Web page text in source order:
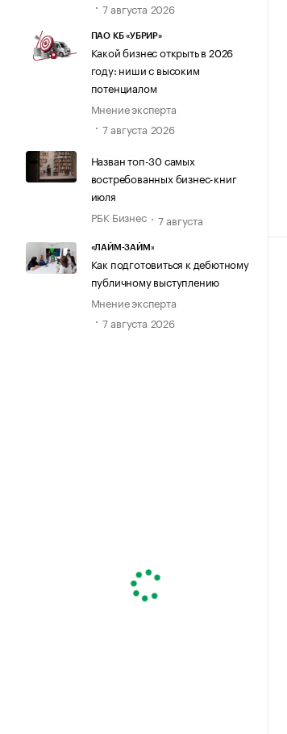
7 августа 2026
ПАО КБ «УБРИР»
Какой бизнес открыть в 2026
году: ниши с высоким
потенциалом
Мнение эксперта
7 августа 2026
Назван топ-30 самых
востребованных бизнес-книг
июля
РБК Бизнес
7 августа
«ЛАЙМ-ЗАЙМ»
Как подготовиться к дебютному
публичному выступлению
Мнение эксперта
7 августа 2026